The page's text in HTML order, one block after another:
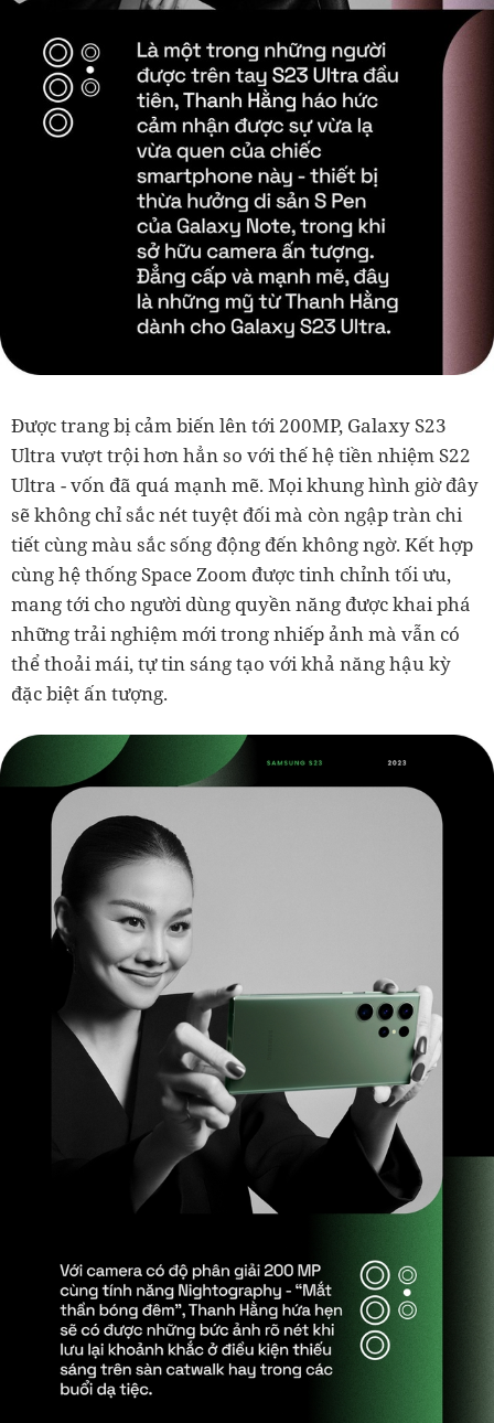
Được trang bị cảm biến lên tới 200MP, Galaxy S23
Ultra vượt trội hơn hẳn so với thế hệ tiền nhiệm S22
Ultra - vốn đã quá mạnh mẽ. Mọi khung hình giờ đây
sẽ không chỉ sắc nét tuyệt đối mà còn ngập tràn chi
tiết cùng màu sắc sống động đến không ngờ. Kết hợp
cùng hệ thống Space Zoom được tinh chỉnh tối ưu,
mang tới cho người dùng quyền năng được khai phá
những trải nghiệm mới trong nhiếp ảnh mà vẫn có
thể thoải mái, tự tin sáng tạo với khả năng hậu kỳ
đặc biệt ấn tượng.